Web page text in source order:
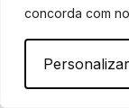
concorda com
Personalizar